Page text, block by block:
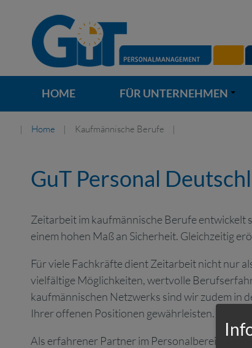
HOME FÜR UNTERNEHMEN
Home Kaufmännische Berufe
GuT Personal
Zeitarbeit im kaufmännische Berufe entwickelt
einem hohen Maß an Sicherheit. Gleichzeitig
Für viele Fachkräfte dient Zeitarbeit nicht nur
vielfältige Möglichkeiten, wertvolle
kaufmännischen Netzwerks sind wir zudem in
Ihrer offenen Positionen gewährleisten.
Als erfahrener Partner im Personalbereich